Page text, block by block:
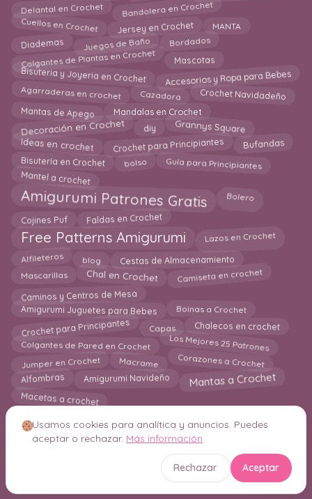
Delantal en Crochet Bandolera en Crochet
Cuellos en Crochet Jersey en Crochet MANTA
Diademas Juegos de Baño Bordados
Colgantes de Plantas en Crochet Mascotas
Bisuteria y Joyeria en Crochet Accesorios y Ropa para Bebes
Agarraderas en crochet Cazadora Crochet Navidadeño
Mantas de Apego Mandalas en Crochet
Decoración en Crochet diy Grannys Square
Ideas en crochet Crochet para Principiantes Bufandas
Bisutería en Crochet bolso Guía para Principiantes
Mantel a crochet
Amigurumi Patrones Gratis Bolero
Cojines Puf Faldas en Crochet
Free Patterns Amigurumi Lazos en Crochet
Alfileteros blog Cestas de Almacenamiento
Mascarillas Chal en Crochet Camiseta en crochet
Caminos y Centros de Mesa
Amigurumi Juguetes para Bebes Boinas a Crochet
Crochet para Principantes Capas Chalecos en crochet
Colgantes de Pared en Crochet Los Mejores 25 Patrones
Jumper en Crochet Macrame Corazones a Crochet
Alfombras Amigurumi Navideño Mantas a Crochet
Macetas a crochet
© 2026 Crochetisimo. Todos los derechos reservados.
Usamos cookies para analítica y anuncios. Puedes
aceptar o rechazar. Más información
Rechazar Aceptar